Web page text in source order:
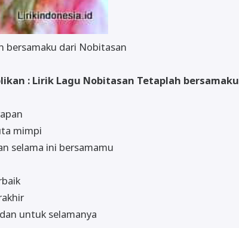
bersamaku dari Nobitasan
: Lirik Lagu Nobitasan Tetaplah bersamaku
mimpi
selama ini bersamamu
untuk selamanya